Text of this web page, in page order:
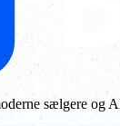
sælgere og